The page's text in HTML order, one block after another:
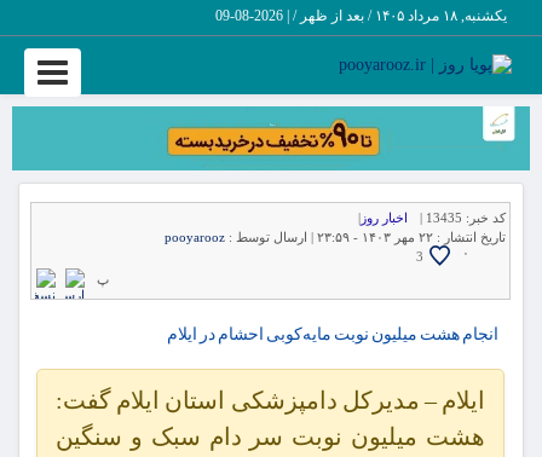
یکشنبه, ۱۸ مرداد ۱۴۰۵ / بعد از ظهر / 2026-08-09
Toggle
کد خبر: 13435 | اخبار روز |
تاریخ انتشار : ۲۲ مهر ۱۴۰۳ - ۲۳:۵۹ | ارسال توسط : pooyarooz
۰
3
پ
انجام هشت میلیون نوبت مایه‌کوبی احشام در ایلام
ایلام – مدیرکل دامپزشکی استان ایلام گفت:
هشت میلیون نوبت سر دام سبک و سنگین